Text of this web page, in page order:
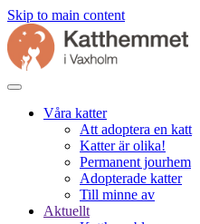
Skip to main content
Våra katter
Att adoptera en katt
Katter är olika!
Permanent jourhem
Adopterade katter
Till minne av
Aktuellt